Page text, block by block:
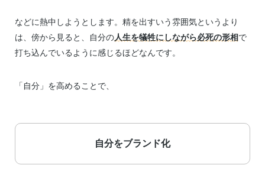
などに熱中しようとします。精を出すいう雰囲気というより
は、傍から見ると、自分の人生を犠牲にしながら必死の形相で
打ち込んでいるように感じるほどなんです。
「自分」を高めることで、
自分をブランド化